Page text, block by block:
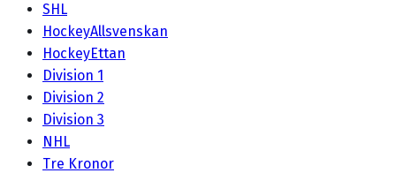
SHL
HockeyAllsvenskan
HockeyEttan
Division 1
Division 2
Division 3
NHL
Tre Kronor